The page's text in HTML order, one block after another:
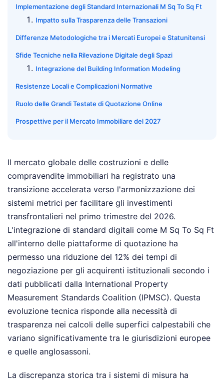
Implementazione degli Standard Internazionali M Sq To Sq Ft
Impatto sulla Trasparenza delle Transazioni
Differenze Metodologiche tra i Mercati Europei e Statunitensi
Sfide Tecniche nella Rilevazione Digitale degli Spazi
Integrazione del Building Information Modeling
Resistenze Locali e Complicazioni Normative
Ruolo delle Grandi Testate di Quotazione Online
Prospettive per il Mercato Immobiliare del 2027
Il mercato globale delle costruzioni e delle
compravendite immobiliari ha registrato una
transizione accelerata verso l'armonizzazione dei
sistemi metrici per facilitare gli investimenti
transfrontalieri nel primo trimestre del 2026.
L'integrazione di standard digitali come M Sq To Sq Ft
all'interno delle piattaforme di quotazione ha
permesso una riduzione del 12% dei tempi di
negoziazione per gli acquirenti istituzionali secondo i
dati pubblicati dalla International Property
Measurement Standards Coalition (IPMSC). Questa
evoluzione tecnica risponde alla necessità di
trasparenza nei calcoli delle superfici calpestabili che
variano significativamente tra le giurisdizioni europee
e quelle anglosassoni.
La discrepanza storica tra i sistemi di misura ha